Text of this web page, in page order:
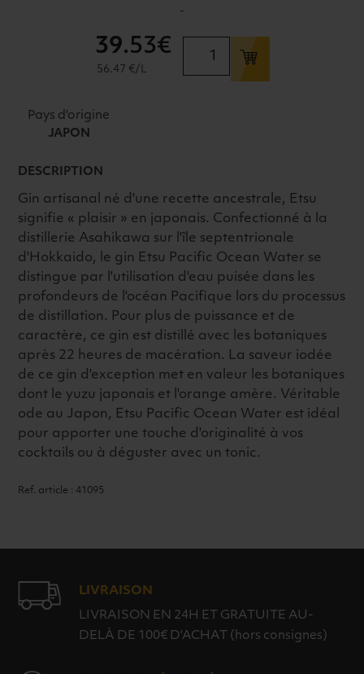
-
39.53€
56.47 €/L
Pays d'origine
JAPON
DESCRIPTION
Gin artisanal né d'une recette ancestrale, Etsu
signifie « plaisir » en japonais. Confectionné à la
distillerie Asahikawa sur l'île septentrionale
d'Hokkaido, le gin Etsu Pacific Ocean Water se
distingue par l'utilisation d'eau puisée dans les
profondeurs de l'océan Pacifique lors du processus
de distillation. Pour plus de puissance et de
caractère, ce gin est distillé avec les botaniques
après 22 heures de macération. La saveur iodée
de ce gin d'exception met en valeur les botaniques
dont le yuzu japonais et l'orange amère. Véritable
ode au Japon, Etsu Pacific Ocean Water est idéal
pour apporter une touche d'originalité à vos
cocktails ou à déguster avec un tonic.
Ref. article : 41095
LIVRAISON
LIVRAISON EN 24H ET GRATUITE AU-
DELÀ DE 100€ D'ACHAT (hors consignes)